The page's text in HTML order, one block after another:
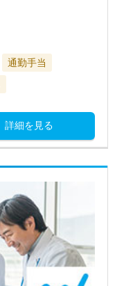
通勤手当
詳細を見る